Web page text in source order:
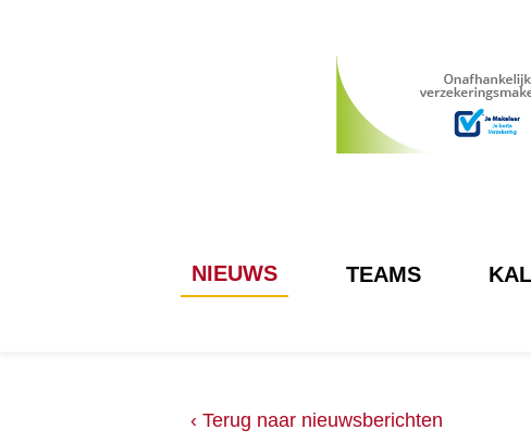
NIEUWS TEAMS
‹ Terug naar nieuwsberichten